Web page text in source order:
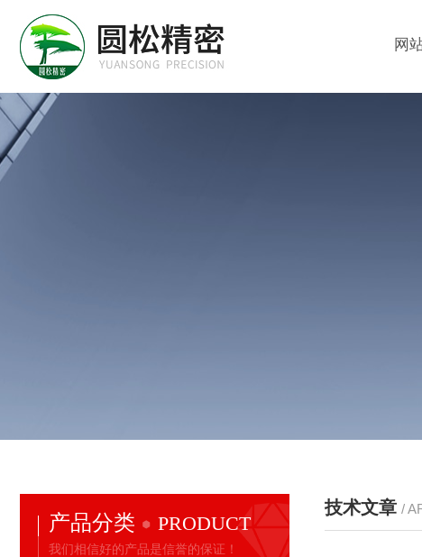
网
产品分类 PRODUCT
我们相信好的产品是信誉的保证！
技术文章 /